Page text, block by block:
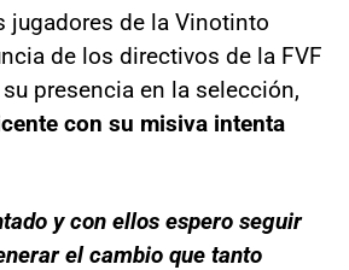
jugadores de la Vinotinto
de los directivos de la FVF
presencia en la selección,
con su misiva intenta
y con ellos espero seguir
el cambio que tanto